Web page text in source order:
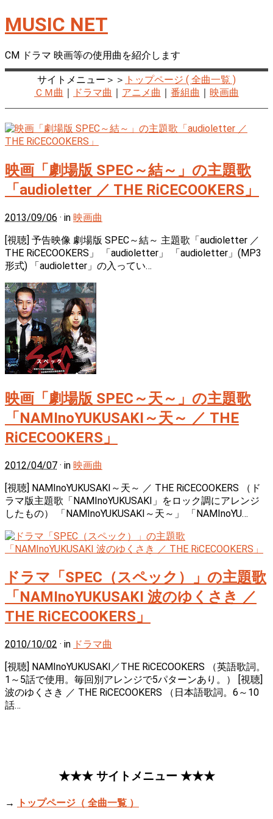
MUSIC NET
CM ドラマ 映画等の使用曲を紹介します
サイトメニュー＞＞ トップページ ( 全曲一覧 )
ＣＭ曲 ｜ ドラマ曲 ｜ アニメ曲 ｜ 番組曲 ｜ 映画曲
映画「劇場版 SPEC～結～」の主題歌
「audioletter ／ THE RiCECOOKERS」
2013/09/06 · in 映画曲
[視聴] 予告映像 劇場版 SPEC～結～ 主題歌「audioletter ／
THE RiCECOOKERS」 「audioletter」 「audioletter」(MP3
形式) 「audioletter」の入ってい…
映画「劇場版 SPEC～天～」の主題歌
「NAMInoYUKUSAKI～天～ ／ THE
RiCECOOKERS」
2012/04/07 · in 映画曲
[視聴] NAMInoYUKUSAKI～天～ ／ THE RiCECOOKERS （ド
ラマ版主題歌「NAMInoYUKUSAKI」をロック調にアレンジ
したもの） 「NAMInoYUKUSAKI～天～」 「NAMInoYU…
ドラマ「SPEC（スペック）」の主題歌
「NAMInoYUKUSAKI 波のゆくさき ／
THE RiCECOOKERS」
2010/10/02 · in ドラマ曲
[視聴] NAMInoYUKUSAKI／THE RiCECOOKERS （英語歌詞。
1～5話で使用。毎回別アレンジで5パターンあり。） [視聴]
波のゆくさき ／ THE RiCECOOKERS （日本語歌詞。6～10
話…
★★★ サイトメニュー ★★★
→ トップページ（ 全曲一覧 ）